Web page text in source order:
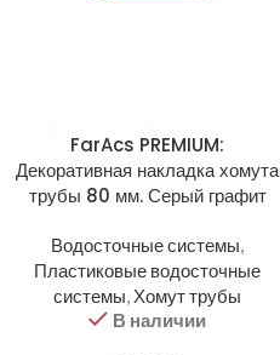
FarAcs PREMIUM:
Декоративная накладка хомута
трубы 80 мм. Серый графит
Водосточные системы,
Пластиковые водосточные
системы, Хомут трубы
В наличии